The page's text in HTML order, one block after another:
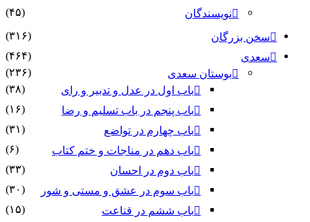
نویسندگان
(۴۵)
سخن بزرگان
(۳۱۶)
سعدی
(۴۶۴)
بوستان سعدی
(۲۳۶)
باب اول در عدل و تدبیر و رای
(۳۸)
باب پنجم در باب تسلیم و رضا
(۱۶)
باب چهارم در تواضع
(۳۱)
باب دهم در مناجات و ختم کتاب
(۶)
باب دوم در احسان
(۳۳)
باب سوم در عشق و مستی و شور
(۳۰)
باب ششم در قناعت
(۱۵)